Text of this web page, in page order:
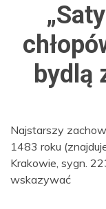
bydlą
Najstarszy
1483 roku
Krakowie, sygn.
wskazywać